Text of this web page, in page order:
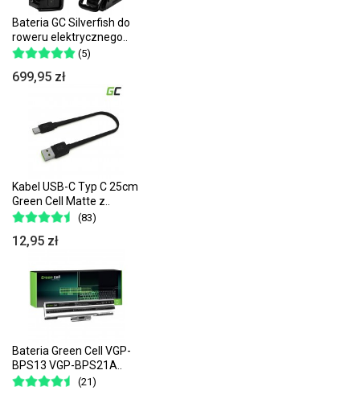
Bateria GC Silverfish do
roweru elektrycznego..
(5)
699,95 zł
Kabel USB-C Typ C 25cm
Green Cell Matte z..
(83)
12,95 zł
Bateria Green Cell VGP-
BPS13 VGP-BPS21A..
(21)